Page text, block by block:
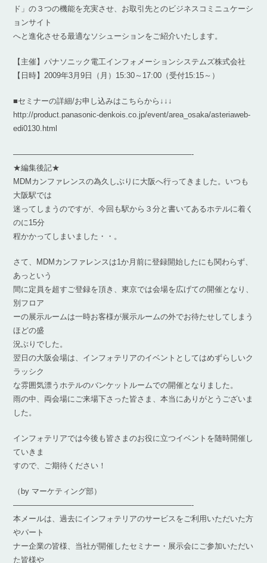
ド」の３つの機能を充実させ、お取引先とのビジネスコミニュケーシ
ョンサイト
へと進化させる最適なソシューションをご紹介いたします。
【主催】パナソニック電工インフォメーションシステムズ株式会社
【日時】2009年3月9日（月）15:30～17:00（受付15:15～）
■セミナーの詳細/お申し込みはこちらから↓↓↓
http://product.panasonic-denkois.co.jp/event/area_osaka/asteriaweb-
edi0130.html
———————————————————————-
★編集後記★
MDMカンファレンスの為久しぶりに大阪へ行ってきました。いつも
大阪駅では
迷ってしまうのですが、今回も駅から３分と書いてあるホテルに着く
のに15分
程かかってしまいました・・。
さて、MDMカンファレンスは1か月前に登録開始したにも関わらず、
あっという
間に定員を超すご登録を頂き、東京では会場を広げての開催となり、
別フロア
ーの展示ルームは一時お客様が展示ルームの外でお待たせしてしまう
ほどの盛
況ぶりでした。
翌日の大阪会場は、インフォテリアのイベントとしてはめずらしいク
ラッシク
な雰囲気漂うホテルのバンケットルームでの開催となりました。
雨の中、両会場にご来場下さった皆さま、本当にありがとうございま
した。
インフォテリアでは今後も皆さまのお役に立つイベントを随時開催し
ていきま
すので、ご期待ください！
（by マーケティング部）
———————————————————————-
本メールは、過去にインフォテリアのサービスをご利用いただいた方
やパート
ナー企業の皆様、当社が開催したセミナー・展示会にご参加いただい
た皆様や